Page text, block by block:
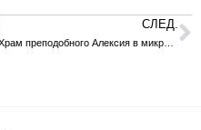
СЛЕД.
Храм преподобного Алексия в микрорайоне Красная Площадь преображается